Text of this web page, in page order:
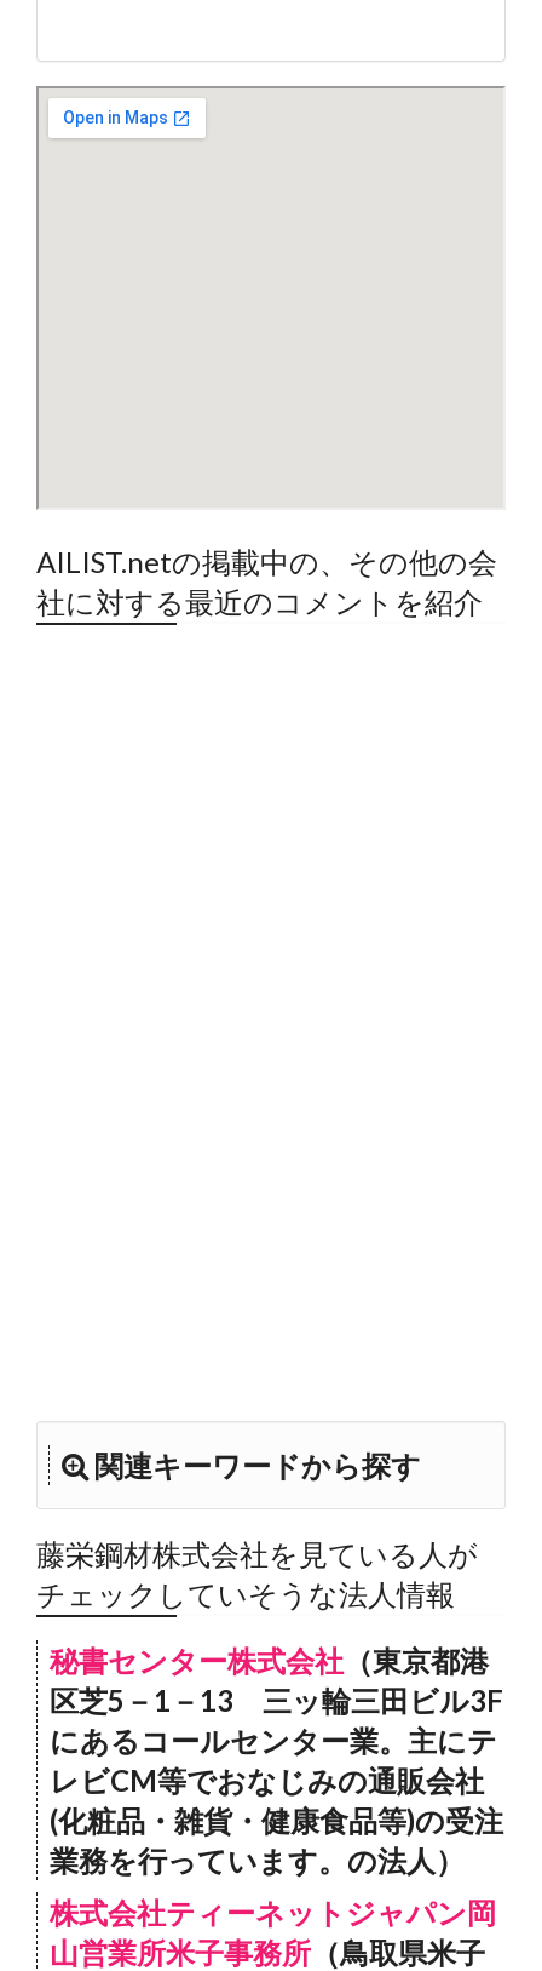
AILIST.netの掲載中の、その他の会
社に対する最近のコメントを紹介
関連キーワードから探す
藤栄鋼材株式会社を見ている人が
チェックしていそうな法人情報
秘書センター株式会社 （東京都港
区芝5－1－13 三ッ輪三田ビル3F
にあるコールセンター業。主にテ
レビCM等でおなじみの通販会社
(化粧品・雑貨・健康食品等)の受注
業務を行っています。の法人）
株式会社ティーネットジャパン岡
山営業所米子事務所 （鳥取県米子